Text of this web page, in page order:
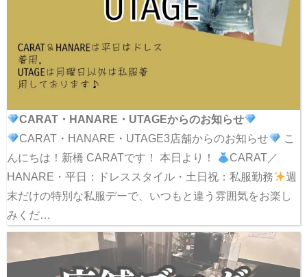
CARAT・HANARE・UTAGEからのお知らせ
CARAT・HANARE・UTAGE3店舗からのお知らせ
こ
んにちは！新橋 CARATです！ 本日より！
CARAT／
HANARE・平日：ドレススタイル・土日祝：私服勤務
週
末だけの特別な私服デーで、いつもと違う雰囲気をお楽し
みくだ…